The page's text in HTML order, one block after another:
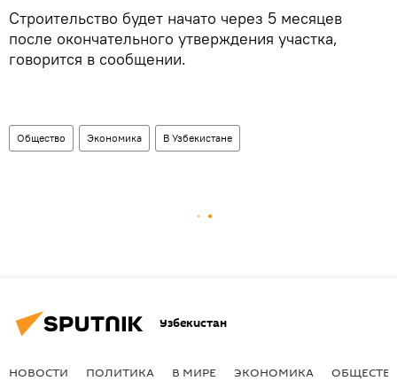
Строительство будет начато через 5 месяцев
после окончательного утверждения участка,
говорится в сообщении.
Общество Экономика В Узбекистане
Узбекистан
НОВОСТИ ПОЛИТИКА В МИРЕ ЭКОНОМИКА